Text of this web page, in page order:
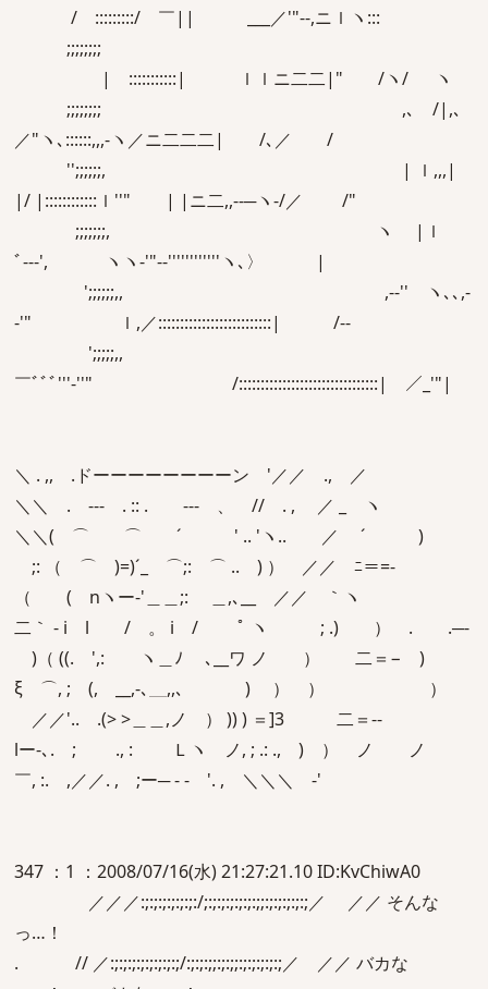
/ :::::::::/ ￣|| ___／'"‐-,ニｌヽ:::
;;;;;;;;
| :::::::::::| ｌｌニ二二|" /ヽ/ ヽ
;;;;;;;; ,､ /|,､
／"ヽ､::::::,,,-ヽ／ニ二二二| /､／ /
'';;;;;;, | ｌ,,,|
|/ |::::::::::::ｌ''" | |ニ二,,-‐─ヽ-/／ /"
;;;;;;;, ヽ |ｌ
ﾞ‐--', ヽヽ‐'"-‐''''''''''''ヽ､〉 |
';;;;;;,, ,-‐'' ヽ､､,-
‐'" ｌ,／::::::::::::::::::::::::::| /‐-
';;;;;,,
￣ﾞﾞﾞ'''‐''" /::::::::::::::::::::::::::::::::| ／_'"|
＼ . ,, .ドーーーーーーーーン '／／ ., ／
＼＼ . -‐- . :: . -‐- 、 // . , ／ _ ヽ
＼＼( ⌒ ⌒ ´ ' .. 'ヽ.. ／ ´ )
;: （ ⌒ )=)´_ ⌒;: ⌒ .. ) ） ／／ ﾆ＝=-
（ ( nヽー‐'＿＿;: ＿,､__ ／／ ｀ヽ
二｀ - i l / 。 i / ﾟ ヽ ; .) ） . .─-
)（ ((.ゝ',: ヽ＿ﾉ ､__ワ ノ ） 二＝− )
ξ ⌒, ; (, __,-､＿,,､ ￣ ) ） ） ）
ゝ／／'.. .(> >＿＿,ノ ） )) ) ＝]3 二＝‐-
lー-､. ; ゝ ., : Ｌヽ ノ, ; .: ., ) ） ノ ノ
￣, :. ,／／. , ;ー─ - - '. , ＼＼＼ -'
347 ：1 ：2008/07/16(水) 21:27:21.10 ID:KvChiwA0
／／／:;:;:;:;:;:;:/;:;:;:;:;:;:;;:;:;:;:;:;／ ／／ そんな
っ…！
. // ／:;:;:;:;:;:;:;:;/:;:;:;;:;:;;:;:;:;:;:;／ ／／ バカな